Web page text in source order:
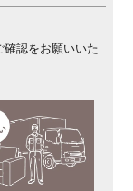
認をお願いいた